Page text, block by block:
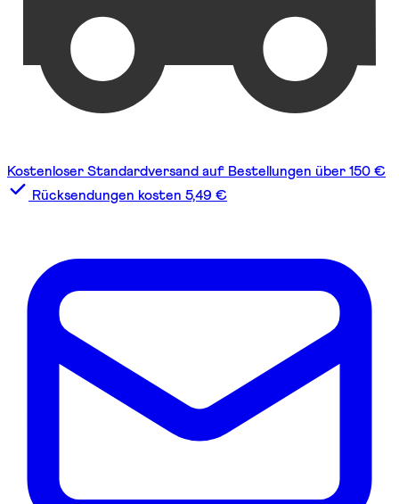
Kostenloser Standardversand auf Bestellungen über 150 €
Rücksendungen kosten 5,49 €